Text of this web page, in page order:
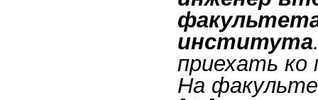
института
приехать
На